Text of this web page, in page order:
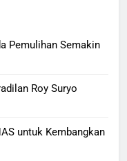
Pemulihan Semakin
Roy Suryo
untuk Kembangkan